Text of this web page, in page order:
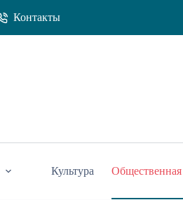
Контакты
Культура